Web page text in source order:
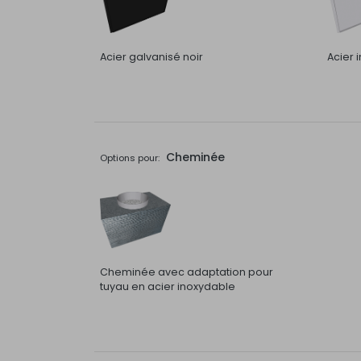
Acier galvanisé noir Acier
Options pour: Cheminée
Cheminée avec adaptation pour
tuyau en acier inoxydable